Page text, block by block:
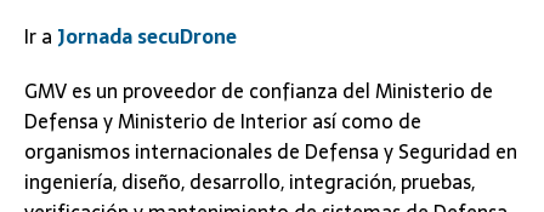
Ir aJornada secuDrone
GMV es un proveedor de confianza del Ministerio de
Defensa y Ministerio de Interior así como de
organismos internacionales de Defensa y Seguridad en
ingeniería, diseño, desarrollo, integración, pruebas,